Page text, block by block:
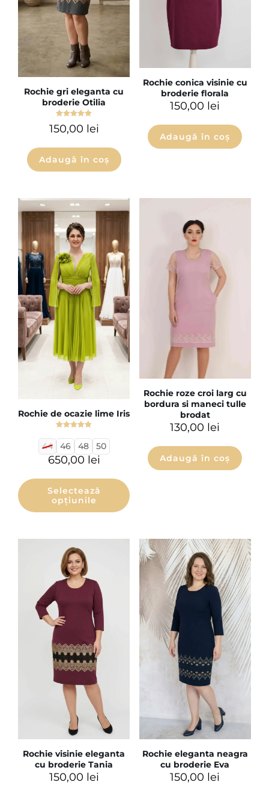
Rochie gri eleganta cu
broderie Otilia
Evaluat la
5.00
din 5
150,00 lei
Adaugă în coș
Rochie conica visinie cu
broderie florala
150,00 lei
Adaugă în coș
Rochie de ocazie lime Iris
5.00
din 5
44 46 48 50
650,00 lei
Selectează
opțiunile
Rochie roze croi larg cu
bordura si maneci tulle
brodat
130,00 lei
Adaugă în coș
Rochie visinie eleganta
cu broderie Tania
150,00 lei
Rochie eleganta neagra
cu broderie Eva
150,00 lei